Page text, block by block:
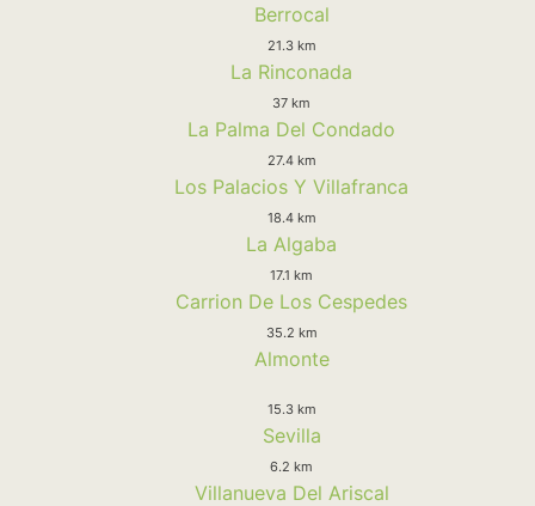
Berrocal
21.3 km
La Rinconada
37 km
La Palma Del Condado
27.4 km
Los Palacios Y Villafranca
18.4 km
La Algaba
17.1 km
Carrion De Los Cespedes
35.2 km
Almonte
15.3 km
Sevilla
6.2 km
Villanueva Del Ariscal